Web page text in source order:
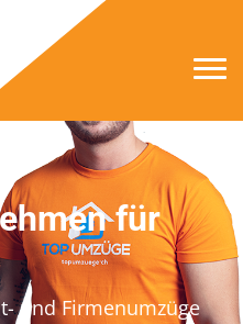
für
und Firmenumzüge